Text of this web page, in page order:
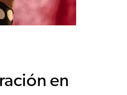
en